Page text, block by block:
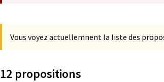
Vous voyez actuellemnent la liste des
12 propositions